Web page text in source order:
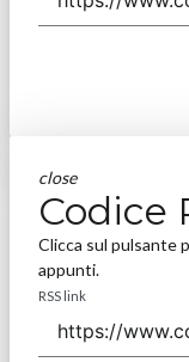
close
Codice
Clicca sul pulsante
appunti.
RSS link